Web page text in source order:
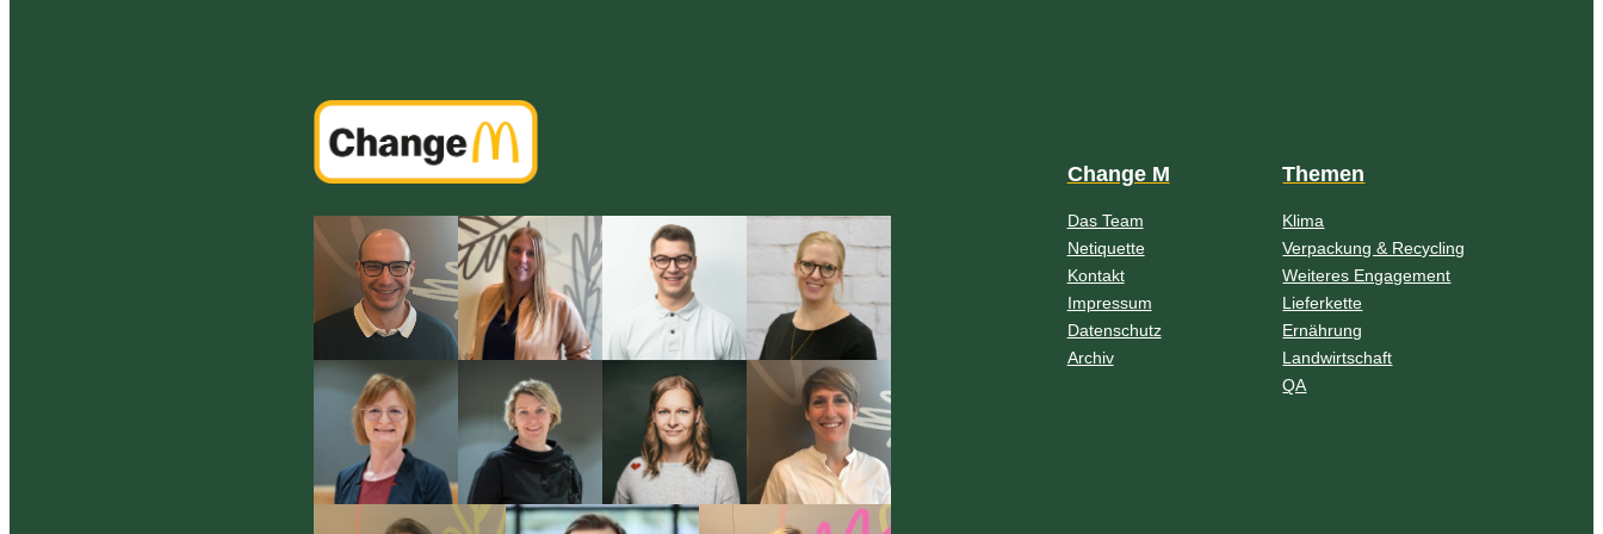
Change M
Das Team
Netiquette
Kontakt
Impressum
Datenschutz
Archiv
Themen
Klima
Verpackung & Recycling
Weiteres Engagement
Lieferkette
Ernährung
Landwirtschaft
QA